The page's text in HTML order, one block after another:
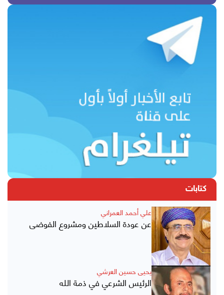
كتابات
علي أحمد العمراني
عن عودة السلاطين ومشروع الفوضى
يحيى حسين العرشي
الرئيس الشرعي في ذمة الله